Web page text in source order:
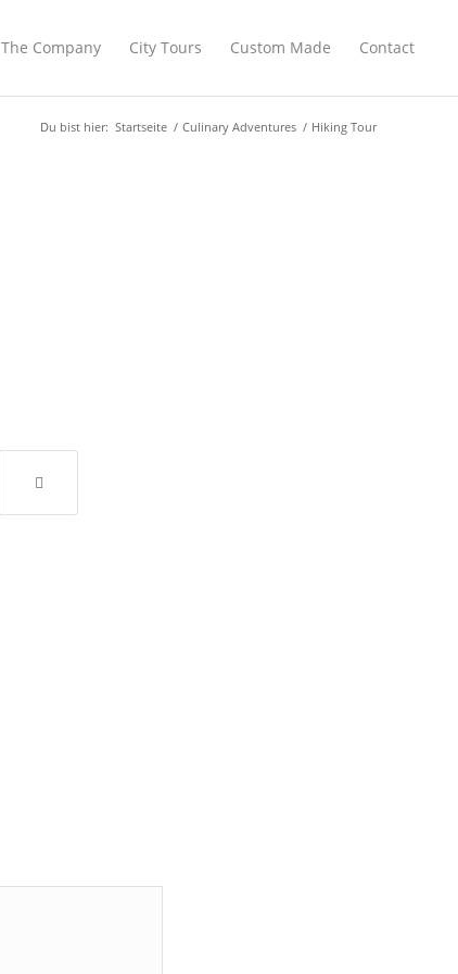
The Company City Tours Custom Made Contact
Du bist hier: Startseite / Culinary Adventures / Hiking Tour